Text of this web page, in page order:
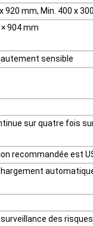
920 mm, Min. 400 x
904 mm
sensible
sur quatre fois
recommandée est
des